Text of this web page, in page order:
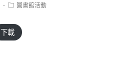
Post圖書館活動
下載